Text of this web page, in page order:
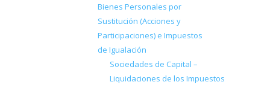
Bienes Personales por
Sustitución (Acciones y
Participaciones) e Impuestos
de Igualación
Sociedades de Capital –
Liquidaciones de los Impuestos